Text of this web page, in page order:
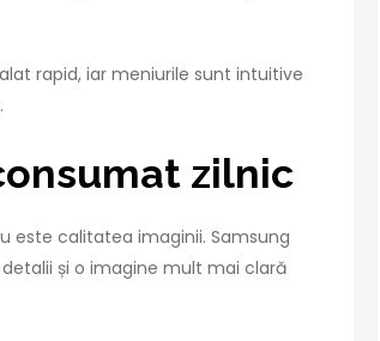
rapid, iar meniurile sunt intuitive
zilnic
este calitatea imaginii. Samsung
detalii și o imagine mult mai clară